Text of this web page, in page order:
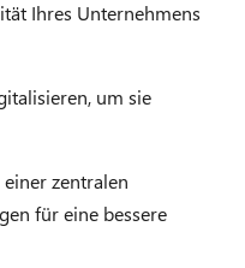
Ihres Unternehmens
um sie
zentralen
für eine bessere